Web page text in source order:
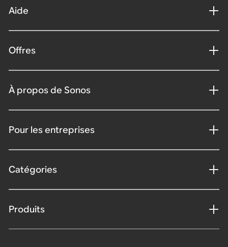
Aide
Offres
À propos de Sonos
Pour les entreprises
Catégories
Produits